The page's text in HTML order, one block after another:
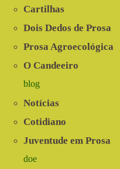
Cartilhas
Dois Dedos de Prosa
Prosa Agroecológica
O Candeeiro
blog
Notícias
Cotidiano
Juventude em Prosa
doe